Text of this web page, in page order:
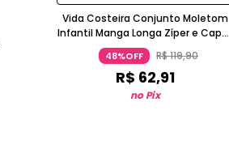
Vida Costeira Conjunto Moletom
Infantil Manga Longa Zíper e Capuz
Azul Marinho
48%OFF R$119,90
R$ 62,91
no Pix